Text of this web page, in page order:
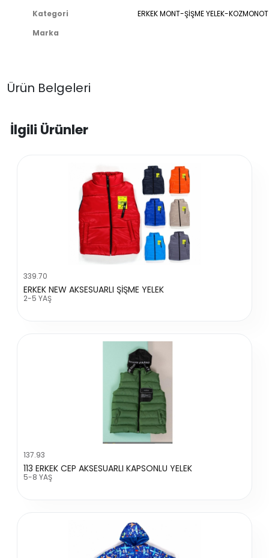
Kategori
ERKEK MONT-ŞİŞME YELEK-KOZMONOT
Marka
Ürün Belgeleri
İlgili Ürünler
339.70
ERKEK NEW AKSESUARLI ŞİŞME YELEK
2-5 YAŞ
137.93
113 ERKEK CEP AKSESUARLI KAPSONLU YELEK
5-8 YAŞ